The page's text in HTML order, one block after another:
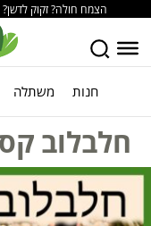
הצמח חולה? זקוק לדשן?
חנות משתלה
חלבלוב